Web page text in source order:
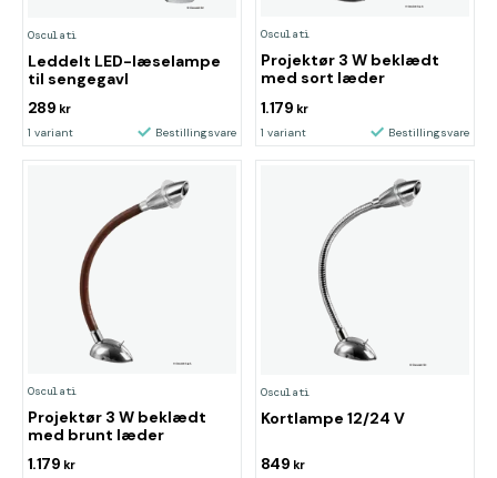
Osculati
Leddelt LED-læselampe
til sengegavl
289 kr
1 variant Bestillingsvare
Osculati
Projektør 3 W beklædt
med sort læder
1.179 kr
1 variant Bestillingsvare
Osculati
Projektør 3 W beklædt
med brunt læder
1.179 kr
Osculati
Kortlampe 12/24 V
849 kr